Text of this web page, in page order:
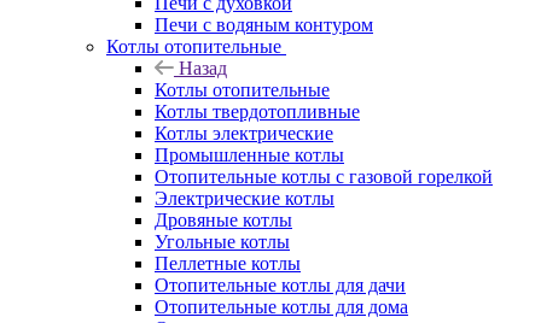
Печи с водяным контуром
Котлы отопительные
Назад
Котлы отопительные
Котлы твердотопливные
Котлы электрические
Промышленные котлы
Отопительные котлы с газовой горелкой
Электрические котлы
Дровяные котлы
Угольные котлы
Пеллетные котлы
Отопительные котлы для дачи
Отопительные котлы для дома